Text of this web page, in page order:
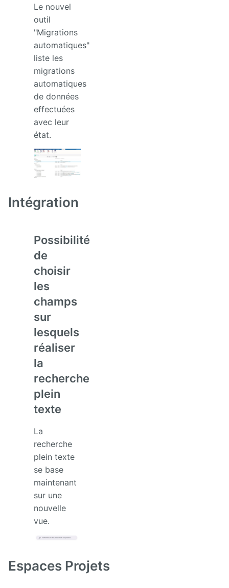
Le nouvel
outil
"Migrations
automatiques"
liste les
migrations
automatiques
de données
effectuées
avec leur
état.
Intégration
Possibilité
de
choisir
les
champs
sur
lesquels
réaliser
la
recherche
plein
texte
La
recherche
plein texte
se base
maintenant
sur une
nouvelle
vue.
Espaces Projets